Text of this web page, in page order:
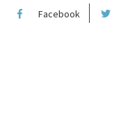
Facebook